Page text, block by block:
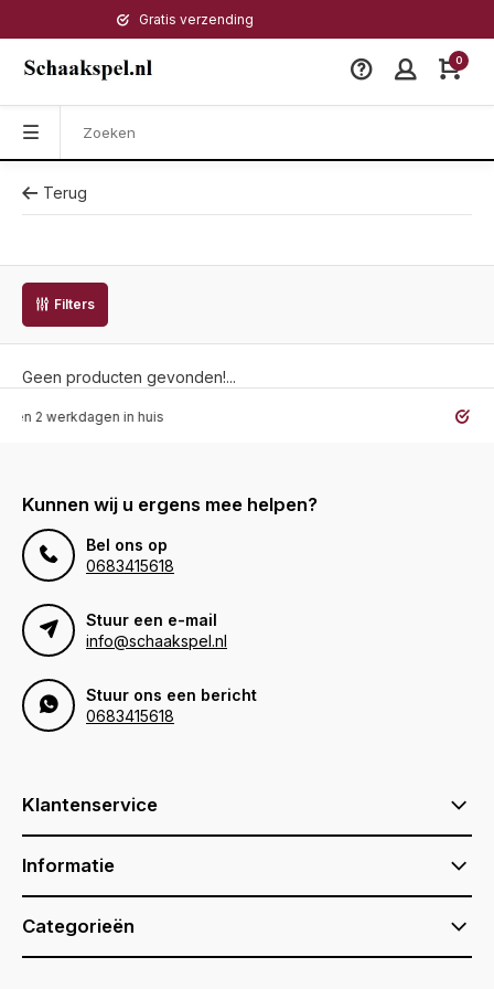
Gratis verzending
0
Terug
Filters
Geen producten gevonden!...
in huis Gratis
Kunnen wij u ergens mee helpen?
Bel ons op
0683415618
Stuur een e-mail
info@schaakspel.nl
Stuur ons een bericht
0683415618
Klantenservice
Informatie
Categorieën